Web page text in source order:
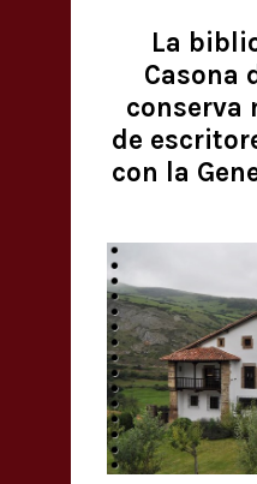
La
Casona
conserva
de
con la